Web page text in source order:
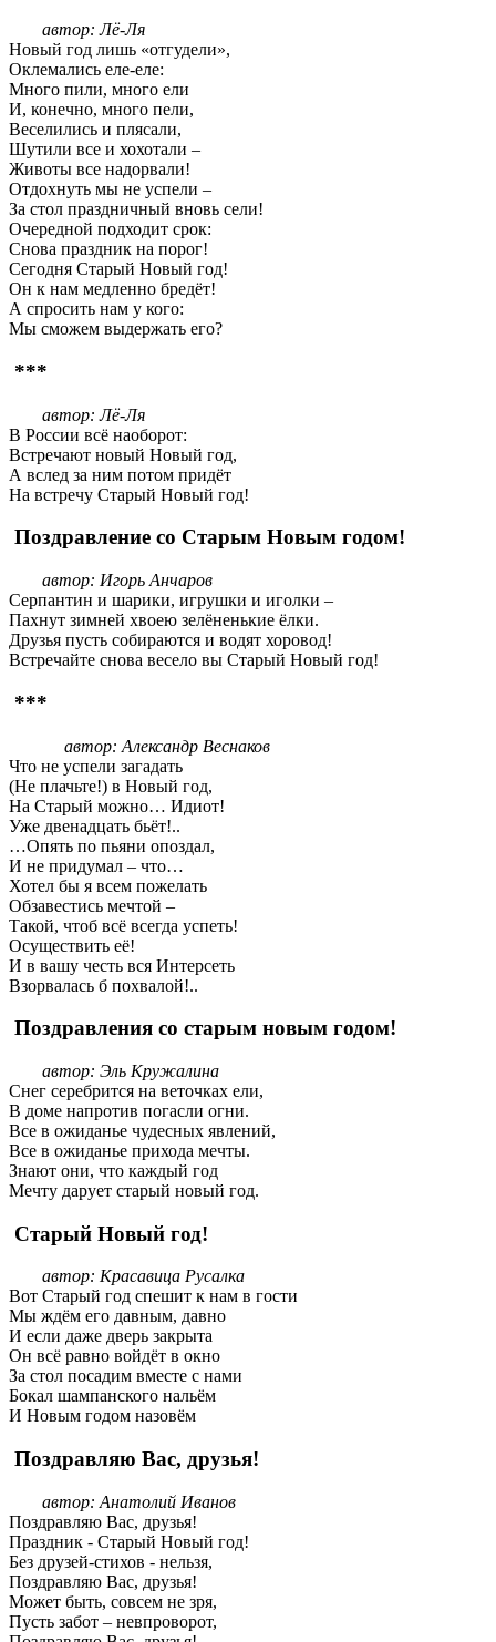
автор: Лё-Ля
Новый год лишь «отгудели»,
Оклемались еле-еле:
Много пили, много ели
И, конечно, много пели,
Веселились и плясали,
Шутили все и хохотали –
Животы все надорвали!
Отдохнуть мы не успели –
За стол праздничный вновь сели!
Очередной подходит срок:
Снова праздник на порог!
Сегодня Старый Новый год!
Он к нам медленно бредёт!
А спросить нам у кого:
Мы сможем выдержать его?
***
автор: Лё-Ля
В России всё наоборот:
Встречают новый Новый год,
А вслед за ним потом придёт
На встречу Старый Новый год!
Поздравление со Старым Новым годом!
автор: Игорь Анчаров
Серпантин и шарики, игрушки и иголки –
Пахнут зимней хвоею зелёненькие ёлки.
Друзья пусть собираются и водят хоровод!
Встречайте снова весело вы Старый Новый год!
***
автор: Александр Веснаков
Что не успели загадать
(Не плачьте!) в Новый год,
На Старый можно… Идиот!
Уже двенадцать бьёт!..
…Опять по пьяни опоздал,
И не придумал – что…
Хотел бы я всем пожелать
Обзавестись мечтой –
Такой, чтоб всё всегда успеть!
Осуществить её!
И в вашу честь вся Интерсеть
Взорвалась б похвалой!..
Поздравления со старым новым годом!
автор: Эль Кружалина
Снег серебрится на веточках ели,
В доме напротив погасли огни.
Все в ожиданье чудесных явлений,
Все в ожиданье прихода мечты.
Знают они, что каждый год
Мечту дарует старый новый год.
Старый Новый год!
автор: Красавица Русалка
Вот Старый год спешит к нам в гости
Мы ждём его давным, давно
И если даже дверь закрыта
Он всё равно войдёт в окно
За стол посадим вместе с нами
Бокал шампанского нальём
И Новым годом назовём
Поздравляю Вас, друзья!
автор: Анатолий Иванов
Поздравляю Вас, друзья!
Праздник - Старый Новый год!
Без друзей-стихов - нельзя,
Поздравляю Вас, друзья!
Может быть, совсем не зря,
Пусть забот – невпроворот,